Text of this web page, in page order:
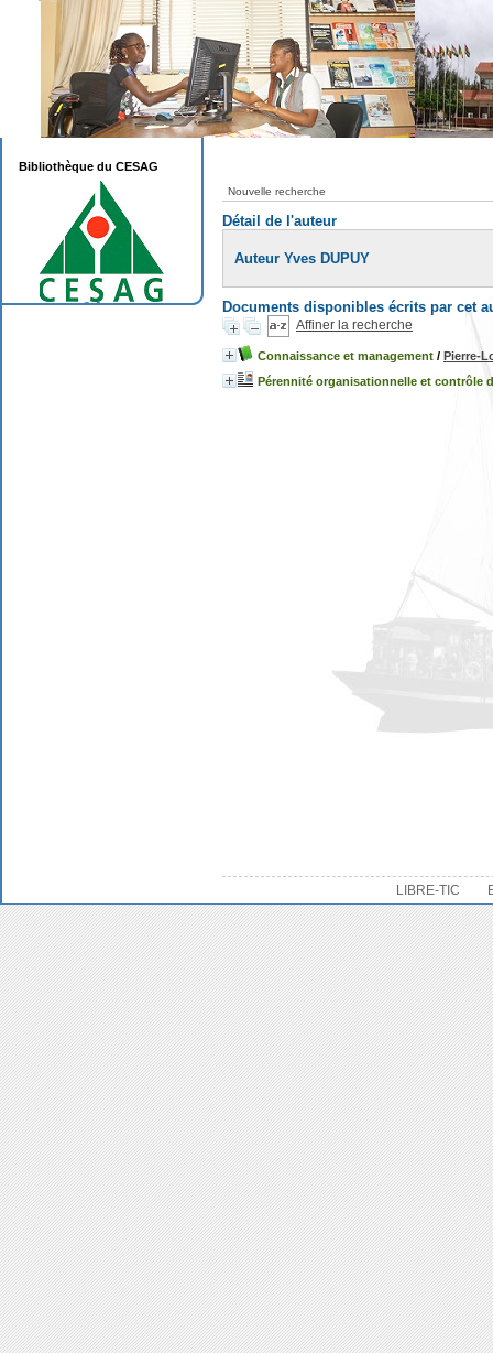
Nouvelle recherche
Détail de l'auteur
Auteur Yves DUPUY
Documents disponibles écrits par cet
Affiner la recherche
Connaissance et management / Pierre-
Pérennité organisationnelle et contrôle
LIBRE-TIC
Bibliothèque du CESAG